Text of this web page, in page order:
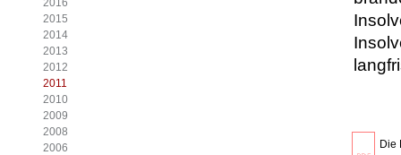
2016
2015
2014
2013
2012
2011
2010
2009
2008
2006
Die